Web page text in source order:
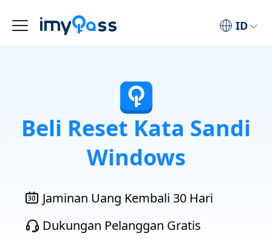
ID
Beli Reset Kata Sandi
Windows
Jaminan Uang Kembali 30 Hari
Dukungan Pelanggan Gratis